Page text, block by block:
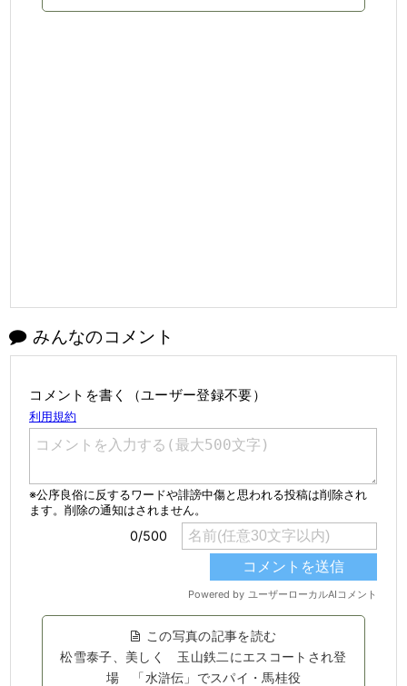
みんなのコメント
コメントを書く（ユーザー登録不要）
この写真の記事を読む
松雪泰子、美しく 玉山鉄二にエスコートされ登
場 「水滸伝」でスパイ・馬桂役